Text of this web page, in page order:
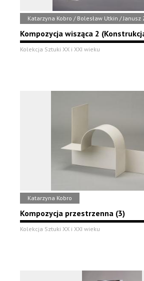
Katarzyna Kobro / Bolesław Utkin / Janusz
Kompozycja wisząca 2
Kolekcja Sztuki XX i XXI wieku
Katarzyna Kobro
Kompozycja przestrzenna (3)
Kolekcja Sztuki XX i XXI wieku